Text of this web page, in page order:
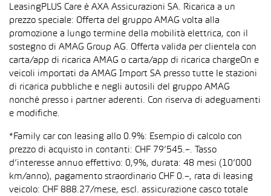
LeasingPLUS Care è AXA Assicurazioni SA. Ricarica a un
prezzo speciale: Offerta del gruppo AMAG volta alla
promozione a lungo termine della mobilità elettrica, con il
sostegno di AMAG Group AG. Offerta valida per clientela con
carta/app di ricarica AMAG o carta/app di ricarica chargeOn e
veicoli importati da AMAG Import SA presso tutte le stazioni
di ricarica pubbliche e negli autosili del gruppo AMAG
nonché presso i partner aderenti. Con riserva di adeguamenti
e modifiche.
*Family car con leasing allo 0.9%: Esempio di calcolo con
prezzo di acquisto in contanti: CHF 79’545.–. Tasso
d’interesse annuo effettivo: 0,9%, durata: 48 mesi (10’000
km/anno), pagamento straordinario CHF 0.–, rata di leasing
veicolo: CHF 888.27/mese, escl. assicurazione casco totale